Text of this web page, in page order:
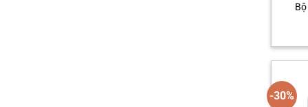
-30%